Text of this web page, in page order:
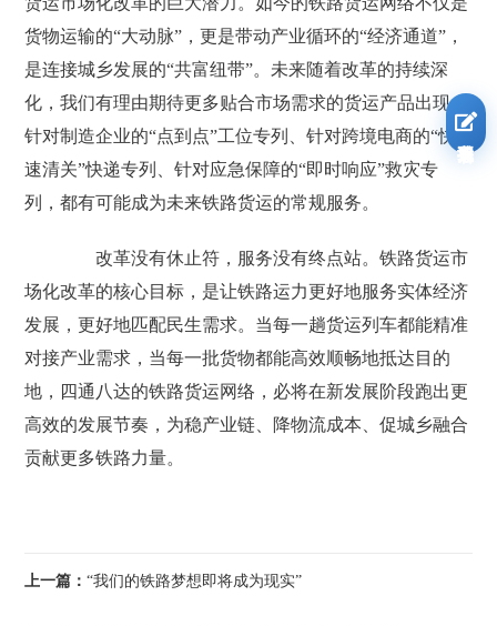
货物运输的“大动脉”，更是带动产业循环的“经济通道”，
是连接城乡发展的“共富纽带”。未来随着改革的持续深
化，我们有理由期待更多贴合市场需求的货运产品出现：
针对制造企业的“点到点”工位专列、针对跨境电商的“快
速清关”快递专列、针对应急保障的“即时响应”救灾专
列，都有可能成为未来铁路货运的常规服务。
改革没有休止符，服务没有终点站。铁路货运市
场化改革的核心目标，是让铁路运力更好地服务实体经济
发展，更好地匹配民生需求。当每一趟货运列车都能精准
对接产业需求，当每一批货物都能高效顺畅地抵达目的
地，四通八达的铁路货运网络，必将在新发展阶段跑出更
高效的发展节奏，为稳产业链、降物流成本、促城乡融合
贡献更多铁路力量。
上一篇：“我们的铁路梦想即将成为现实”
我要报名